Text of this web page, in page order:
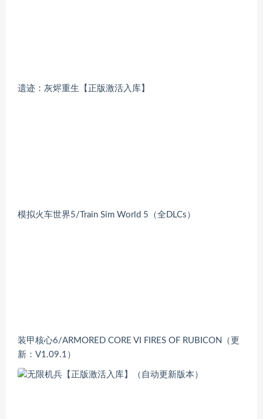
遗迹：灰烬重生【正版激活入库】
模拟火车世界5/Train Sim World 5（全DLCs）
装甲核心6/ARMORED CORE VI FIRES OF RUBICON（更
新：V1.09.1）